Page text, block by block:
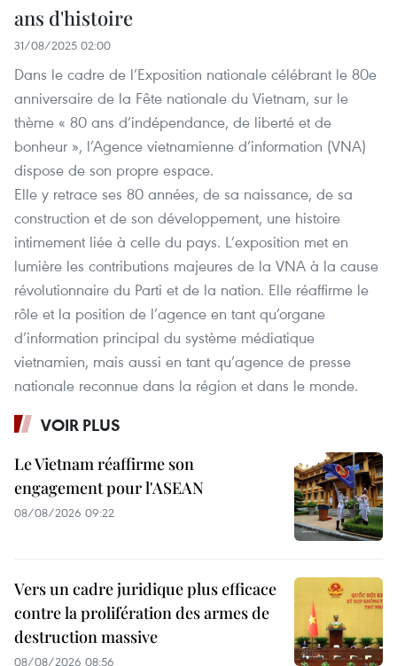
ans d'histoire
31/08/2025 02:00
Dans le cadre de l’Exposition nationale célébrant le 80e
anniversaire de la Fête nationale du Vietnam, sur le
thème « 80 ans d’indépendance, de liberté et de
bonheur », l’Agence vietnamienne d’information (VNA)
dispose de son propre espace.
Elle y retrace ses 80 années, de sa naissance, de sa
construction et de son développement, une histoire
intimement liée à celle du pays. L’exposition met en
lumière les contributions majeures de la VNA à la cause
révolutionnaire du Parti et de la nation. Elle réaffirme le
rôle et la position de l’agence en tant qu’organe
d’information principal du système médiatique
vietnamien, mais aussi en tant qu’agence de presse
nationale reconnue dans la région et dans le monde.
VOIR PLUS
Le Vietnam réaffirme son
engagement pour l'ASEAN
08/08/2026 09:22
Vers un cadre juridique plus efficace
contre la prolifération des armes de
destruction massive
08/08/2026 08:56